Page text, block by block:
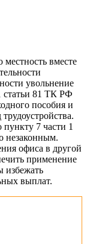
местность вместе
увольнение
статьи 81 ТК РФ
пособия и
7 части 1
незаконным.
офиса в другой
применение
избежать
выплат.